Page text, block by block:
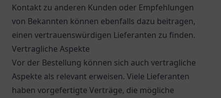
Kontakt zu anderen Kunden oder Empfehlungen
von Bekannten können ebenfalls dazu beitragen,
einen vertrauenswürdigen Lieferanten zu finden.
Vertragliche Aspekte
Vor der Bestellung können sich auch vertragliche
Aspekte als relevant erweisen. Viele Lieferanten
haben vorgefertigte Verträge, die mögliche